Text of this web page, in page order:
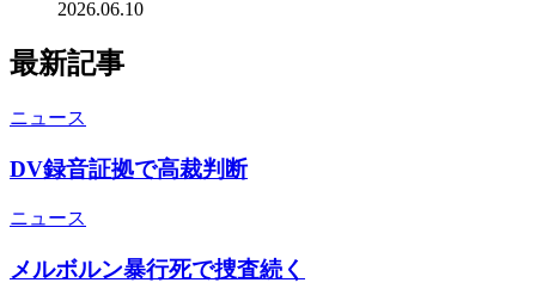
2026.06.10
最新記事
ニュース
DV録音証拠で高裁判断
ニュース
メルボルン暴行死で捜査続く